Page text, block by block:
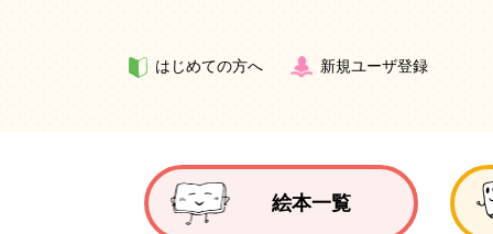
はじめての方へ 新規ユーザ登録
絵本一覧